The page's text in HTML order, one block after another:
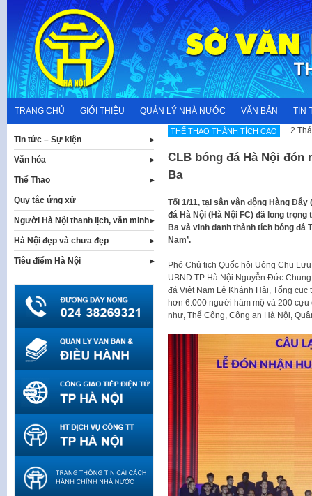
content
TRANG CHỦ GIỚI THIỆU QUẢN LÝ NHÀ NƯỚC VĂN BẢN TIN
THẾ THAO THÀNH TÍCH CAO 2
CLB bóng đá Hà Nội đón
Ba
Tối 1/11, tại sân vận động Hàng Đẫy
đá Hà Nội (Hà Nội FC) đã long
Ba và vinh danh thành tích bóng đá
Nam’.
Phó Chủ tịch Quốc hội Uông Chu
UBND TP Hà Nội Nguyễn Đức
đá Việt Nam Lê Khánh Hải, Tổng
hơn 6.000 người hâm mộ và 200
như, Thể Công, Công an Hà Nội,
Tin tức – Sự kiện
Văn hóa
Thể Thao
Quy tắc ứng xử
Người Hà Nội thanh lịch, văn minh
Hà Nội đẹp và chưa đẹp
Tiêu điểm Hà Nội